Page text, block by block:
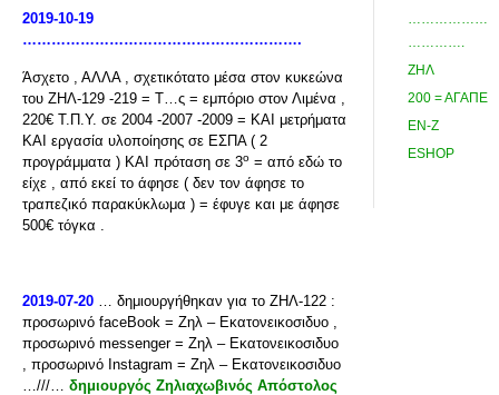
2019-10-19
………………………………………………….
Άσχετο , ΑΛΛΑ , σχετικότατο μέσα στον κυκεώνα
του ΖΗΛ-129 -219 = Τ…ς = εμπόριο στον Λιμένα ,
220€ Τ.Π.Υ. σε 2004 -2007 -2009 = ΚΑΙ μετρήματα
ΚΑΙ εργασία υλοποίησης σε ΕΣΠΑ ( 2
προγράμματα ) ΚΑΙ πρόταση σε 3ο = από εδώ το
είχε , από εκεί το άφησε ( δεν τον άφησε το
τραπεζικό παρακύκλωμα ) = έφυγε και με άφησε
500€ τόγκα .
2019-07-20 … δημιουργήθηκαν για το ΖΗΛ-122 :
προσωρινό faceBook = Ζηλ – Eκατονεικοσιδυο ,
προσωρινό messenger = Ζηλ – Eκατονεικοσιδυο
, προσωρινό Instagram = Ζηλ – Eκατονεικοσιδυο
…///… δημιουργός Ζηλιαχωβινός Απόστολος
………………
………….
ΖΗΛ
200 = ΑΓΑΠΕ
ΕΝ-Ζ
ESHOP